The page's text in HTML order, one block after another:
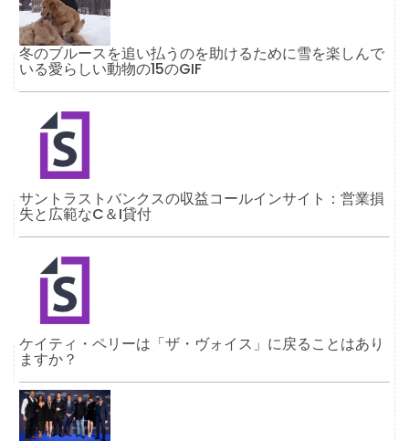
冬のブルースを追い払うのを助けるために雪を楽しんで
いる愛らしい動物の15のGIF
サントラストバンクスの収益コールインサイト：営業損
失と広範なC＆I貸付
ケイティ・ペリーは「ザ・ヴォイス」に戻ることはあり
ますか？